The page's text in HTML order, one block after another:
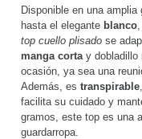
Disponible en una
hasta el elegante blanco
top cuello plisado se
manga corta y dobladillo
ocasión, ya sea una
Además, es transpirable
facilita su cuidado y
gramos, este top es una
guardarropa.